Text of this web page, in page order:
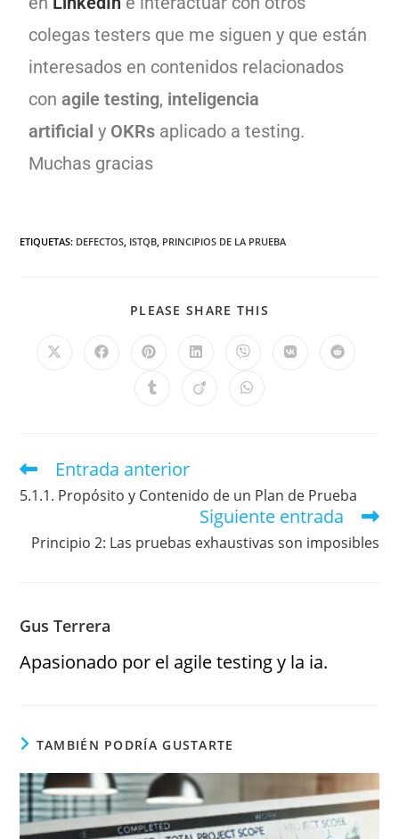
colegas testers que me siguen y que están
interesados en contenidos relacionados
conagile testing, inteligencia
artificial y OKRs aplicado a testing.
Muchas gracias
ETIQUETAS: DEFECTOS, ISTQB, PRINCIPIOS DE LA PRUEBA
PLEASE SHARE THIS
Entrada anterior
5.1.1. Propósito y Contenido de un Plan de Prueba
Siguiente entrada
Principio 2: Las pruebas exhaustivas son imposibles
Gus Terrera
Apasionado por el agile testing y la ia.
TAMBIÉN PODRÍA GUSTARTE